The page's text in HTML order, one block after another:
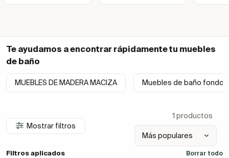
Te ayudamos a encontrar rápidamente tu muebles
de baño
MUEBLES DE MADERA MACIZA Muebles de baño fondo
Mostrar filtros
1 productos
Filtros aplicados Borrar todo